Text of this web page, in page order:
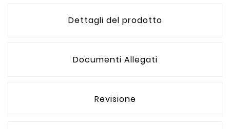
Dettagli del prodotto
Documenti Allegati
Revisione